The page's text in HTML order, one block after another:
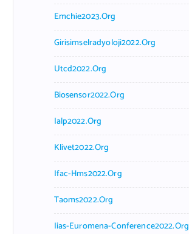
Emchie2023.org
Girisimselradyoloji2022.org
Utcd2022.org
Biosensor2022.org
Ialp2022.org
Klivet2022.org
Ifac-Hms2022.org
Taoms2022.org
Iias-Euromena-Conference2022.org